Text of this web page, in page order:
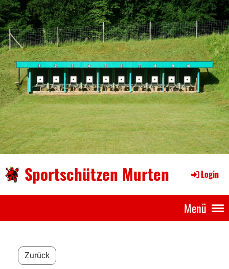
Sportschützen Murten Login
Menü
Zurück